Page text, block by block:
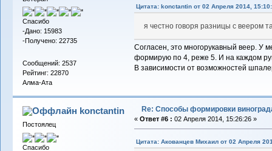
Спасибо
-Дано: 15983
-Получено: 22735
Сообщений: 2537
Рейтинг: 22870
Алма-Ата
Цитата: konctantin от 02 Апреля 2014,
я честно говоря разницы с веером
Согласен, это многорукавный веер. У
формирую по 4, реже 5. И на каждом
В зависимости от возможностей
konctantin
Постоялец
Спасибо
Re: Способы формировки
« Ответ #6 : 02 Апреля 2014, 15:26:26 »
Цитата: Акованцев Михаил от 02 Апреля